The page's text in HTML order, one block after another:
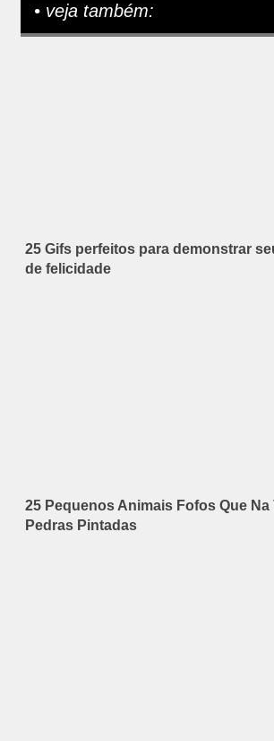
• veja também:
25 Gifs perfeitos para demonstrar
de felicidade
25 Pequenos Animais Fofos Que Na
Pedras Pintadas